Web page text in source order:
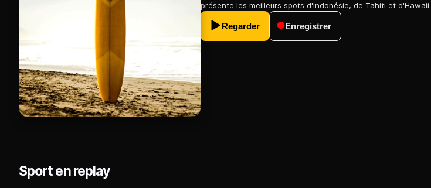
présente les meilleurs spots d'Indonésie, de Tahiti et d'Hawaii.
Regarder Enregistrer
Sport en replay